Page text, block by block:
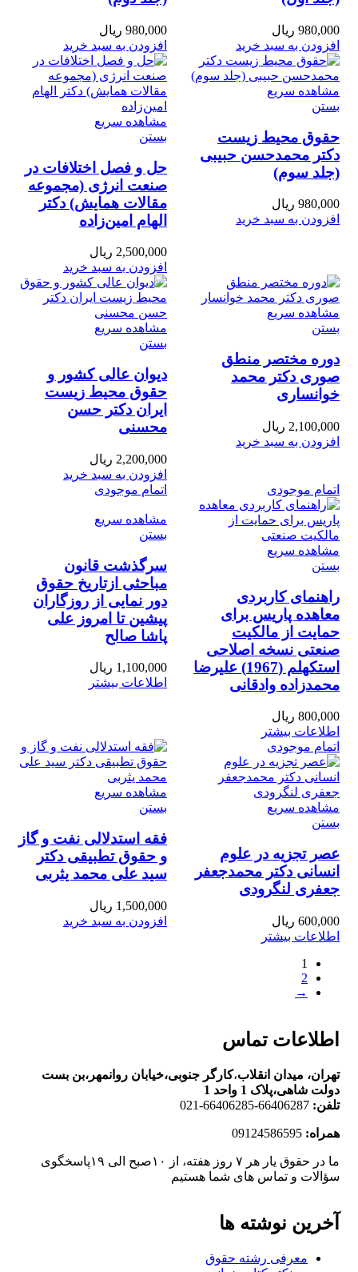
980,000 ریال
افزودن به سبد خرید
980,000 ریال
افزودن به سبد خرید
مشاهده سریع
بستن
حقوق محیط زیست
دکتر محمدحسن حبیبی
(جلد سوم)
980,000 ریال
افزودن به سبد خرید
مشاهده سریع
بستن
حل و فصل اختلافات در
صنعت انرژی (مجموعه
مقالات همایش) دکتر
الهام امین‌زاده
2,500,000 ریال
افزودن به سبد خرید
مشاهده سریع
بستن
دوره مختصر منطق
صوری دکتر محمد
خوانساری
2,100,000 ریال
افزودن به سبد خرید
مشاهده سریع
بستن
دیوان عالی کشور و
حقوق محیط زیست
ایران دکتر حسن
محسنی
2,200,000 ریال
افزودن به سبد خرید
اتمام موجودی
مشاهده سریع
بستن
راهنمای کاربردی
معاهده پاریس برای
حمایت از مالکیت
صنعتی نسخه اصلاحی
استکهلم (1967) علیرضا
محمدزاده وادقانی
800,000 ریال
اطلاعات بیشتر
اتمام موجودی
مشاهده سریع
بستن
سرگذشت قانون
مباحثی ازتاریخ حقوق
دور نمایی از روزگاران
پیشین تا امروز علی
پاشا صالح
1,100,000 ریال
اطلاعات بیشتر
اتمام موجودی
مشاهده سریع
بستن
عصر تجزیه در علوم
انسانی دکتر محمدجعفر
جعفری لنگرودی
600,000 ریال
اطلاعات بیشتر
مشاهده سریع
بستن
فقه استدلالی نفت و گاز
و حقوق تطبیقی دکتر
سید علی محمد یثربی
1,500,000 ریال
افزودن به سبد خرید
1
2
→
اطلاعات تماس
تهران، ميدان انقلاب،کارگر جنوبی،خیابان روانمهر،بن بست
دولت شاهی،پلاک 1 واحد 1
تلفن: 66406287-66406285-021
همراه:
ما در حقوق یار هر ۷ روز هفته، از ۱۰صبح الی ۱۹پاسخگوی
سؤالات و تماس های شما هستیم
آخرین نوشته ها
معرفی رشته حقوق